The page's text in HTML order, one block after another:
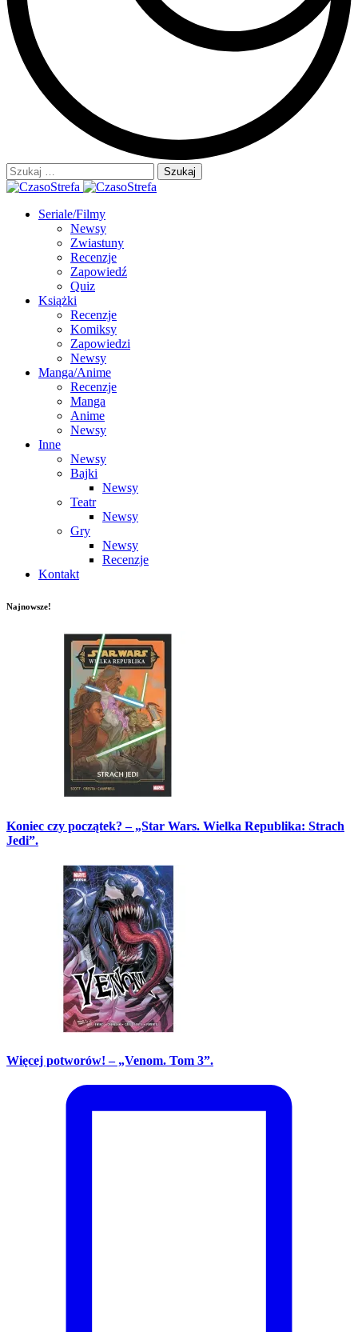
Szukaj:
Seriale/Filmy
Newsy
Zwiastuny
Recenzje
Zapowiedź
Quiz
Książki
Recenzje
Komiksy
Zapowiedzi
Newsy
Manga/Anime
Recenzje
Manga
Anime
Newsy
Inne
Newsy
Bajki
Newsy
Teatr
Newsy
Gry
Newsy
Recenzje
Kontakt
Najnowsze!
Koniec czy początek? – „Star Wars. Wielka Republika: Strach
Jedi”.
Więcej potworów! – „Venom. Tom 3”.